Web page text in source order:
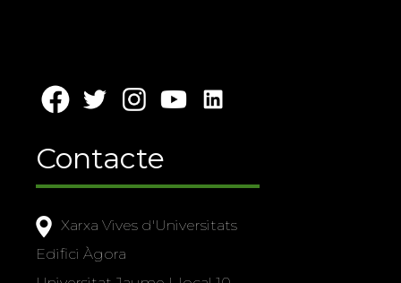
Contacte
Xarxa Vives d'Universitats
Edifici Àgora